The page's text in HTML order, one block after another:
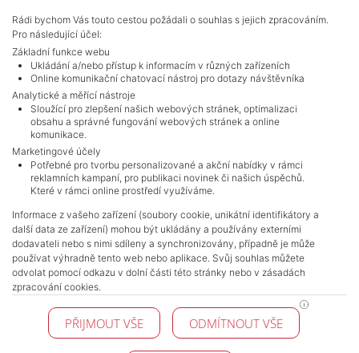
Adverts total7.
NAVIGACE
Terms and conditions
Protection of personal data
Real estate's
Contact
Cookie processing
KONTAKT
Pražské reality
Rádi bychom Vás touto cestou požádali o souhlas s jejich zpracováním.
Pro následující účel:
Základní funkce webu
Ukládání a/nebo přístup k informacím v různých zařízeních
Online komunikační chatovací nástroj pro dotazy návštěvníka
Analytické a měřící nástroje
Sloužící pro zlepšení našich webových stránek, optimalizaci
obsahu a správné fungování webových stránek a online
komunikace.
Marketingové účely
Potřebné pro tvorbu personalizované a akční nabídky v rámci
reklamních kampaní, pro publikaci novinek či našich úspěchů.
Které v rámci online prostředí využíváme.
Informace z vašeho zařízení (soubory cookie, unikátní identifikátory a
další data ze zařízení) mohou být ukládány a používány externími
dodavateli nebo s nimi sdíleny a synchronizovány, případně je může
používat výhradně tento web nebo aplikace. Svůj souhlas můžete
odvolat pomocí odkazu v dolní části této stránky nebo v zásadách
zpracování cookies.
PŘIJMOUT VŠE ODMÍTNOUT VŠE